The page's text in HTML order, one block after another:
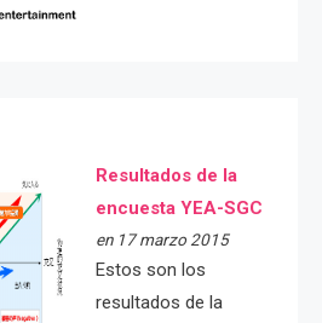
Resultados de la
encuesta YEA-SGC
en 17 marzo 2015
Estos son los
resultados de la